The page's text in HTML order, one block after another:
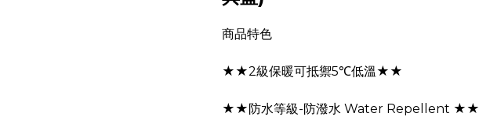
商品特色
★★2級保暖可抵禦5℃低溫★★
★★防水等級-防潑水 Water Repellent ★★